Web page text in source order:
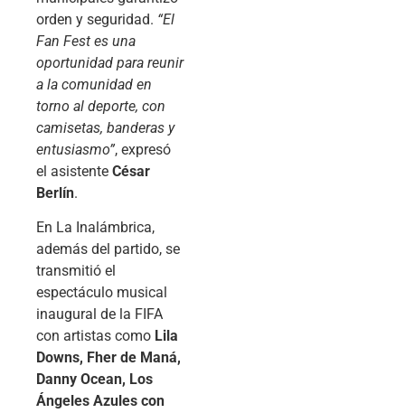
orden y seguridad. “El
Fan Fest es una
oportunidad para reunir
a la comunidad en
torno al deporte, con
camisetas, banderas y
entusiasmo”, expresó
el asistente César
Berlín.
En La Inalámbrica,
además del partido, se
transmitió el
espectáculo musical
inaugural de la FIFA
con artistas como Lila
Downs, Fher de Maná,
Danny Ocean, Los
Ángeles Azules con